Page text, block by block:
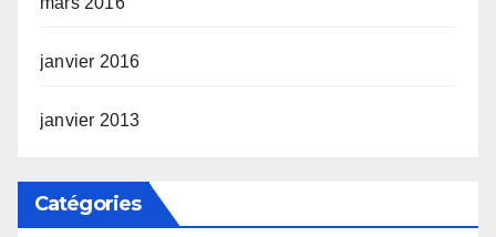
janvier 2016
janvier 2013
Catégories